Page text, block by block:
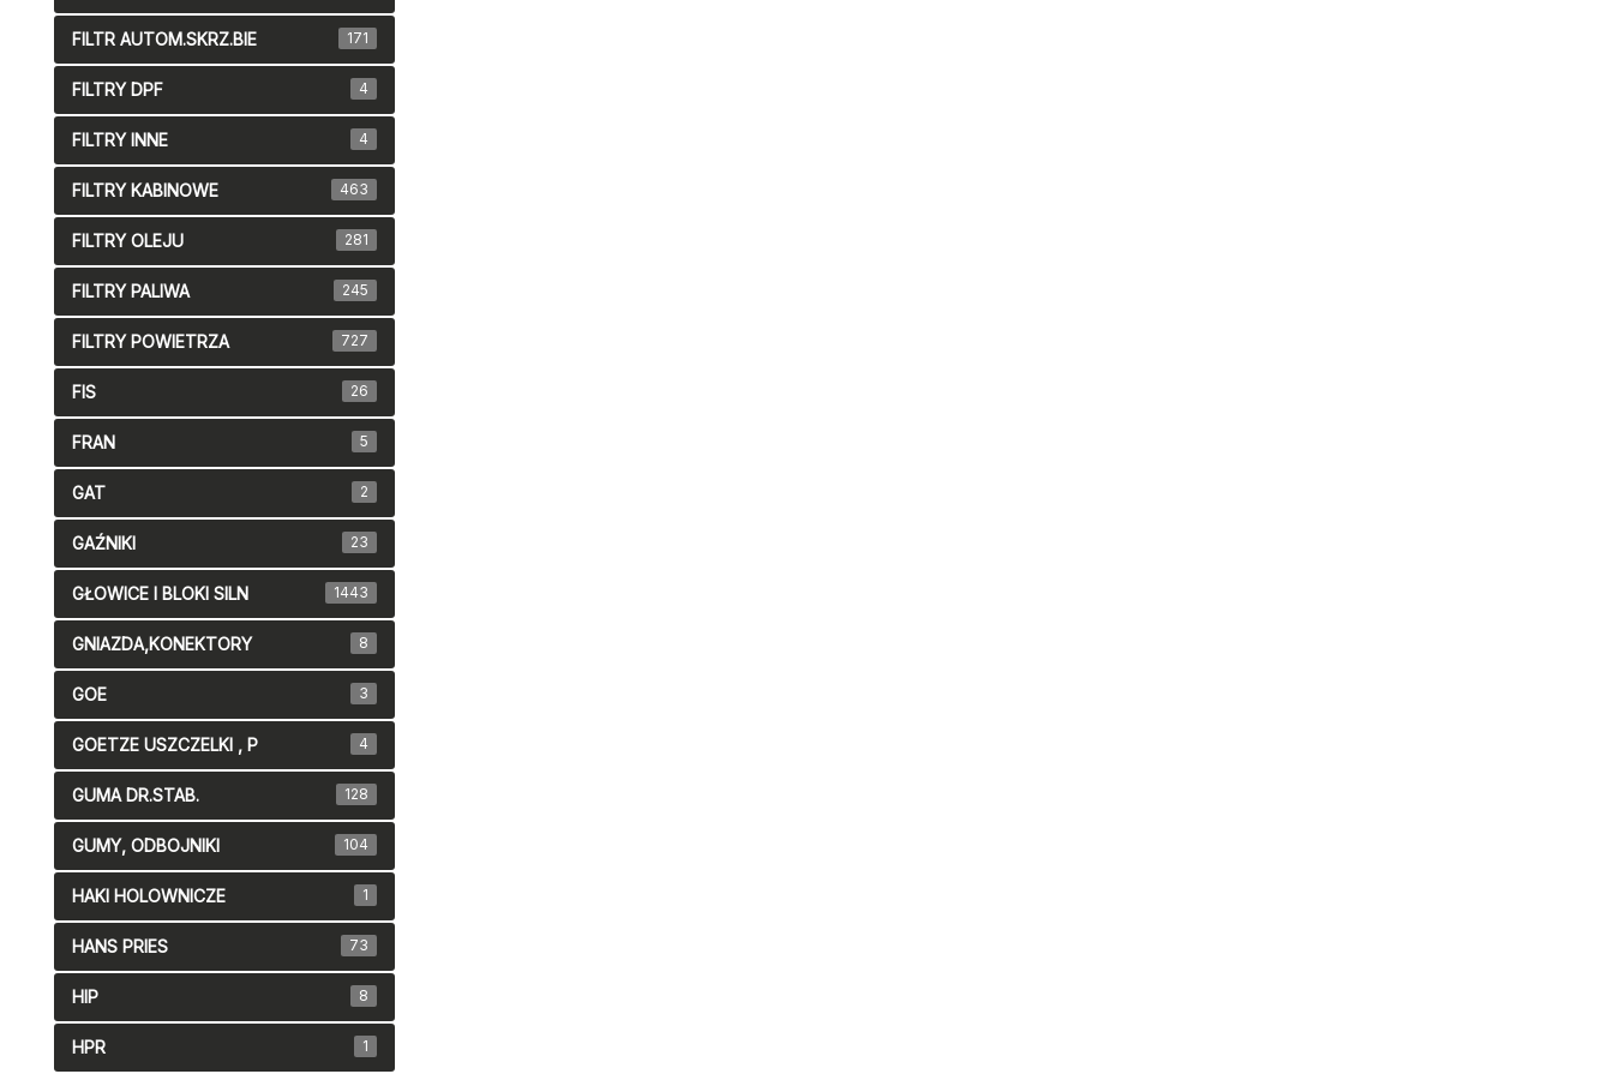
FILTR AUTOM.SKRZ.BIE 171
FILTRY DPF 4
FILTRY INNE 4
FILTRY KABINOWE 463
FILTRY OLEJU 281
FILTRY PALIWA 245
FILTRY POWIETRZA 727
FIS 26
FRAN 5
GAT 2
GAŹNIKI 23
GŁOWICE I BLOKI SILN 1443
GNIAZDA,KONEKTORY 8
GOE 3
GOETZE USZCZELKI , P 4
GUMA DR.STAB. 128
GUMY, ODBOJNIKI 104
HAKI HOLOWNICZE 1
HANS PRIES 73
HIP 8
HPR 1